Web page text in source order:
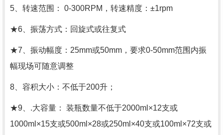
5、转速范围： 0-300RPM，转速精度：±1rpm
★6、振荡方式：回旋式或往复式
★7、振动幅度：25mm或50mm，要求0-50mm范围内振
幅现场可随意调整
8、容积大小：不低于200升；
★9、.大容量： 装瓶数量不低于2000ml×12支或
1000ml×15支或500ml×28或250ml×40支或100ml×72支或